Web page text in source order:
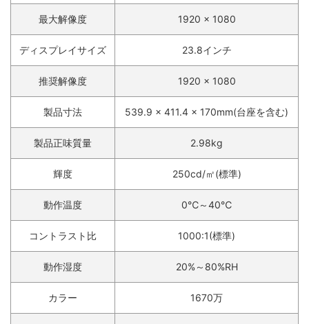
最大解像度 1920 x 1080
ディスプレイサイズ 23.8インチ
推奨解像度 1920 x 1080
製品寸法 539.9 x 411.4 x 170mm(台座を含む)
製品正味質量 2.98kg
輝度 250cd/㎡(標準)
動作温度 0℃～40℃
コントラスト比 1000:1(標準)
動作湿度 20%～80%RH
カラー 1670万